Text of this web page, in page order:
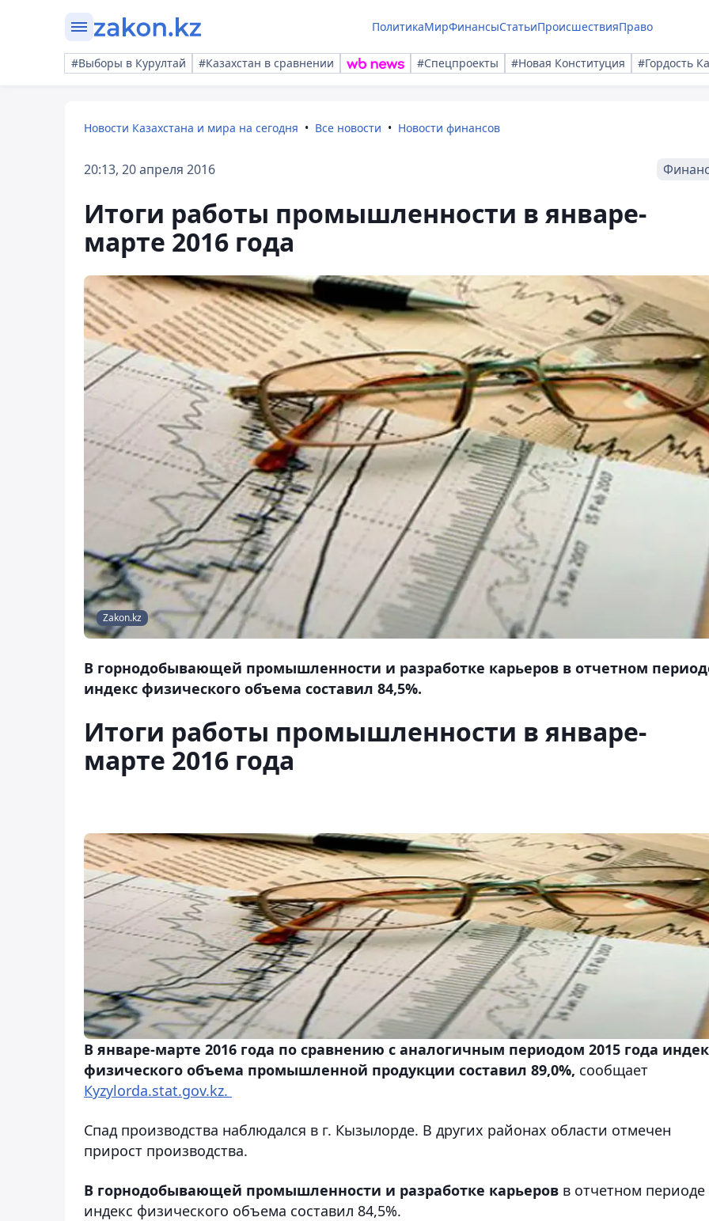
ПолитикаМирФинансыСтатьиПроисшествияПраво
#Выборы в Курултай #Казахстан в сравнении #Спецпроекты #Новая Конституция #Гордость
Новости Казахстана и мира на сегодня Все новости Новости финансов
20:13, 20 апреля 2016
Итоги работы промышленности в январе-
марте 2016 года
Zakon.kz
В горнодобывающей промышленности и разработке карьеров в отчетном
индекс физического объема составил 84,5%.
Итоги работы промышленности в январе-
марте 2016 года
В январе-марте 2016 года по сравнению с аналогичным периодом 2015 года
физического объема промышленной продукции составил 89,0%, сообщает
Кyzylorda.stat.gov.kz.
Спад производства наблюдался в г. Кызылорде. В других районах области отмечен
прирост производства.
В горнодобывающей промышленности и разработке карьеров в отчетном периоде
индекс физического объема составил 84,5%.